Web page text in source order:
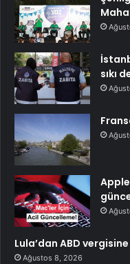
sıkı
Lula’dan ABD
Ağustos 8, 2026